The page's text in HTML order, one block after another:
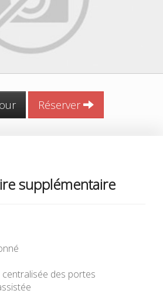
Réserver
supplémentaire
des portes